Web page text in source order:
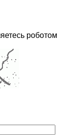
роботом